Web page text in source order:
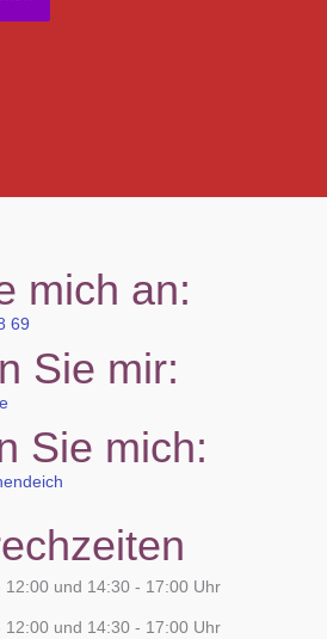
mich an:
69
Sie mir:
Sie mich:
12:00 und 14:30 - 17:00 Uhr
12:00 und 14:30 - 17:00 Uhr